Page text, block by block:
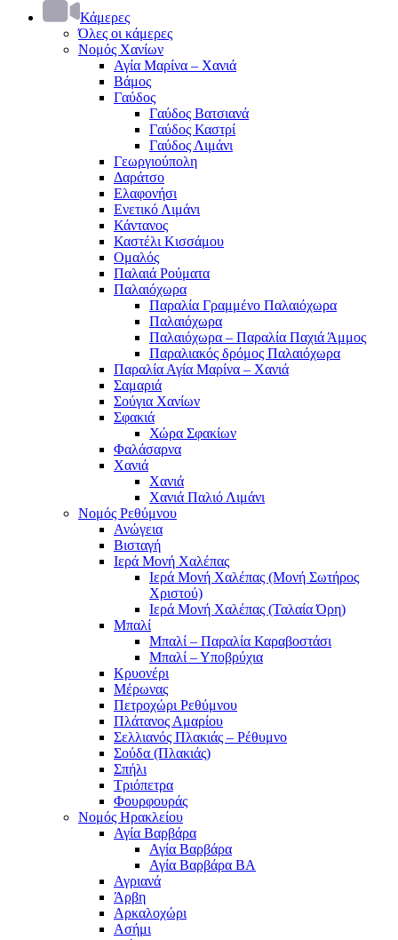
Κάμερες
Όλες οι κάμερες
Νομός Χανίων
Αγία Μαρίνα – Χανιά
Βάμος
Γαύδος
Γαύδος Βατσιανά
Γαύδος Καστρί
Γαύδος Λιμάνι
Γεωργιούπολη
Δαράτσο
Ελαφονήσι
Ενετικό Λιμάνι
Κάντανος
Καστέλι Κισσάμου
Ομαλός
Παλαιά Ρούματα
Παλαιόχωρα
Παραλία Γραμμένο Παλαιόχωρα
Παλαιόχωρα
Παλαιόχωρα – Παραλία Παχιά Άμμος
Παραλιακός δρόμος Παλαιόχωρα
Παραλία Αγία Μαρίνα – Χανιά
Σαμαριά
Σούγια Χανίων
Σφακιά
Χώρα Σφακίων
Φαλάσαρνα
Χανιά
Χανιά
Χανιά Παλιό Λιμάνι
Νομός Ρεθύμνου
Ανώγεια
Βισταγή
Ιερά Μονή Χαλέπας
Ιερά Μονή Χαλέπας (Μονή Σωτήρος
Χριστού)
Ιερά Μονή Χαλέπας (Ταλαία Όρη)
Μπαλί
Μπαλί – Παραλία Καραβοστάσι
Μπαλί – Υποβρύχια
Κρυονέρι
Μέρωνας
Πετροχώρι Ρεθύμνου
Πλάτανος Αμαρίου
Σελλιανός Πλακιάς – Ρέθυμνο
Σούδα (Πλακιάς)
Σπήλι
Τριόπετρα
Φουρφουράς
Νομός Ηρακλείου
Αγία Βαρβάρα
Αγία Βαρβάρα
Αγία Βαρβάρα ΒΑ
Αγριανά
Άρβη
Αρκαλοχώρι
Ασήμι